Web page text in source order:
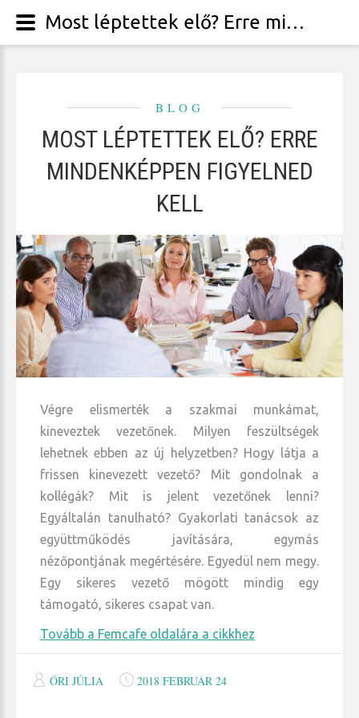
BLOG
MOST LÉPTETTEK ELŐ? ERRE
MINDENKÉPPEN FIGYELNED
KELL
Végre elismerték a szakmai munkámat,
kineveztek vezetőnek. Milyen feszültségek
lehetnek ebben az új helyzetben? Hogy látja a
frissen kinevezett vezető? Mit gondolnak a
kollégák? Mit is jelent vezetőnek lenni?
Egyáltalán tanulható? Gyakorlati tanácsok az
együttműködés javítására, egymás
nézőpontjának megértésére. Egyedül nem megy.
Egy sikeres vezető mögött mindig egy
támogató, sikeres csapat van.
Tovább a Femcafe oldalára a cikkhez
ŐRI JÚLIA 2018 FEBRUÁR 24
Most léptettek elő? Erre mindenképpen figyelned kell